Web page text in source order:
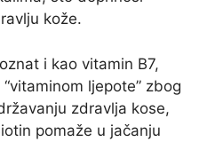
kože.
i kao vitamin B7,
ljepote” zbog
zdravlja kose,
pomaže u jačanju